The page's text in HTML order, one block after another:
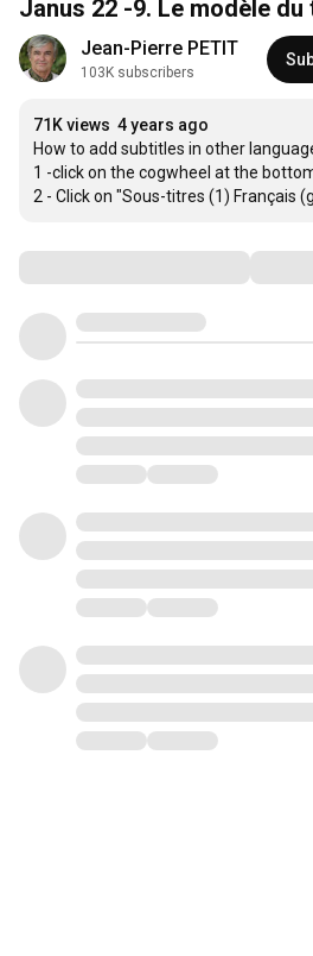
Janus 22 -9. Le modèle
Jean-Pierre PETIT
103K subscribers
71K views 4 years ago
How to add subtitles in other
1 -click on the cogwheel at the
2 - Click on "Sous-titres (1) Français